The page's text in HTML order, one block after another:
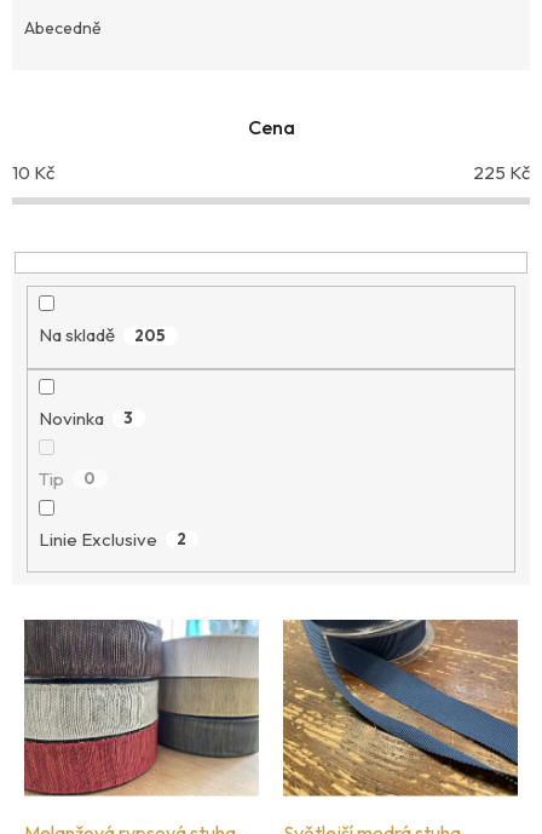
e
o
d
k
Abecedně
Cena
10 Kč 225 Kč
Na skladě 205
Novinka 3
Tip 0
Linie Exclusive 2
V
ý
p
p
o